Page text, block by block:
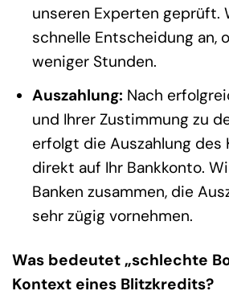
unseren Experten geprüft.
schnelle Entscheidung an,
weniger Stunden.
Auszahlung: Nach
und Ihrer Zustimmung zu
erfolgt die Auszahlung des
direkt auf Ihr Bankkonto.
Banken zusammen, die
sehr zügig vornehmen.
Was bedeutet „schlechte
Kontext eines Blitzkredits?